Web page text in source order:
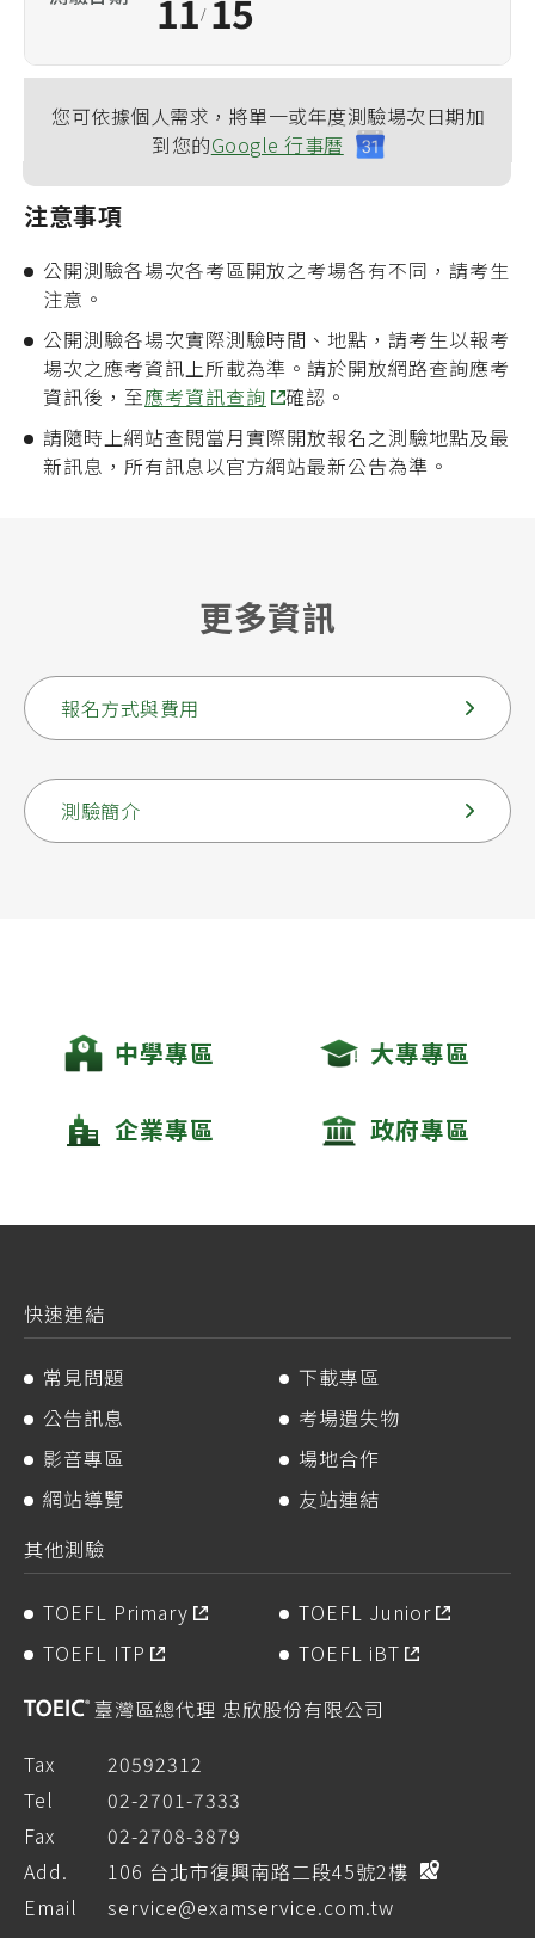
11/ 15
您可依據個人需求，將單一或年度測驗場次日期加
到您的Google 行事曆
注意事項
公開測驗各場次各考區開放之考場各有不同，請考生
注意。
公開測驗各場次實際測驗時間、地點，請考生以報考
場次之應考資訊上所載為準。請於開放網路查詢應考
資訊後，至應考資訊查詢
確認。
請隨時上網站查閱當月實際開放報名之測驗地點及最
新訊息，所有訊息以官方網站最新公告為準。
更多資訊
報名方式與費用
測驗簡介
中學專區 大專專區
企業專區 政府專區
快速連結
常見問題
下載專區
公告訊息
考場遺失物
影音專區
場地合作
網站導覽
友站連結
其他測驗
TOEFL Primary
TOEFL Junior
TOEFL ITP
TOEFL iBT
臺灣區總代理 忠欣股份有限公司
Tax
20592312
Tel
02-2701-7333
Fax
02-2708-3879
Add.
106 台北市復興南路二段45號2樓
Email
service@examservice.com.tw